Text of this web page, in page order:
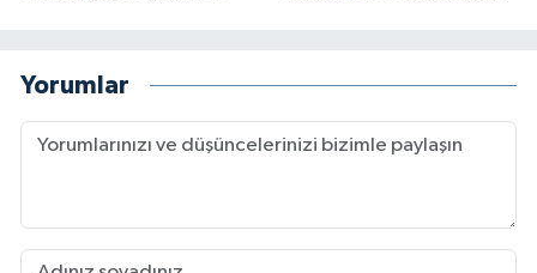
Yorumlar